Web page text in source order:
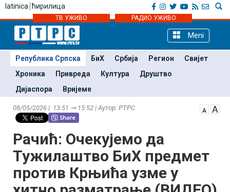
latinica ћирилица
ТВ УЖИВО РАДИО УЖИВО
Meni
Република Српска БиХ Србија Регион
Свијет
Хроника
Привреда Култура
Друштво
Дијаспора
Вријеме
08/05/2026 | 13:51 ⇒ 15:52 | Аутор: РТРС
Рачић: Очекујемо да
Тужилаштво БиХ предмет
против Крњића узме у